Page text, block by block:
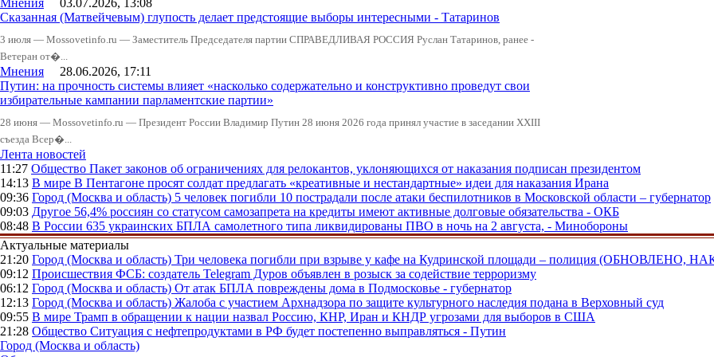
Мнения 03.07.2026, 13:08
Сказанная (Матвейчевым) глупость делает предстоящие выборы интересными - Татаринов
3 июля — Mossovetinfo.ru — Заместитель Председателя партии СПРАВЕДЛИВАЯ РОССИЯ Руслан Татаринов, ранее -
Ветеран от�...
Мнения 28.06.2026, 17:11
Путин: на прочность системы влияет «насколько содержательно и конструктивно проведут свои
избирательные кампании парламентские партии»
28 июня — Mossovetinfo.ru — Президент России Владимир Путин 28 июня 2026 года принял участие в заседании XXIII
съезда Всер�...
Лента новостей
11:27 Общество Пакет законов об ограничениях для релокантов, уклоняющихся от наказания подписан президентом
14:13 В мире В Пентагоне просят солдат предлагать «креативные и нестандартные» идеи для наказания Ирана
09:36 Город (Москва и область) 5 человек погибли 10 пострадали после атаки беспилотников в Московской области – губернатор
09:03 Другое 56,4% россиян со статусом самозапрета на кредиты имеют активные долговые обязательства - ОКБ
08:48 В России 635 украинских БПЛА самолетного типа ликвидированы ПВО в ночь на 2 августа, - Минобороны
Актуальные материалы
21:20 Город (Москва и область) Три человека погибли при взрыве у кафе на Кудринской площади – полиция (ОБНОВЛЕНО,
09:12 Происшествия ФСБ: создатель Telegram Дуров объявлен в розыск за содействие терроризму
06:12 Город (Москва и область) От атак БПЛА повреждены дома в Подмосковье - губернатор
12:13 Город (Москва и область) Жалоба с участием Архнадзора по защите культурного наследия подана в Верховный суд
09:55 В мире Трамп в обращении к нации назвал Россию, КНР, Иран и КНДР угрозами для выборов в США
21:28 Общество Ситуация с нефтепродуктами в РФ будет постепенно выправляться - Путин
Город (Москва и область)